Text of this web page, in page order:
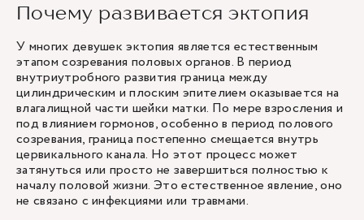
Почему развивается эктопия
У многих девушек эктопия является естественным
этапом созревания половых органов. В период
внутриутробного развития граница между
цилиндрическим и плоским эпителием оказывается на
влагалищной части шейки матки. По мере взросления и
под влиянием гормонов, особенно в период полового
созревания, граница постепенно смещается внутрь
цервикального канала. Но этот процесс может
затянуться или просто не завершиться полностью к
началу половой жизни. Это естественное явление, оно
не связано с инфекциями или травмами.